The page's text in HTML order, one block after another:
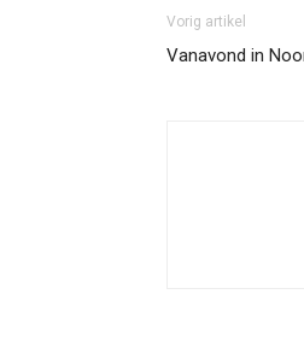
Vorig artikel
Vanavond in